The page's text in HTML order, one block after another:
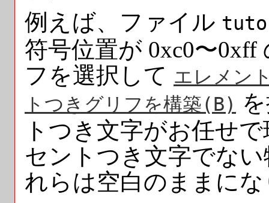
例えば、ファイル
符号位置が 0xc0〜
フを選択して エレメン
トつきグリフを構築(B)
トつき文字がお任せ
セントつき文字でな
れらは空白のままに